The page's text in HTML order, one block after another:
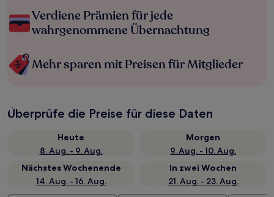
Verdiene Prämien für jede
wahrgenommene Übernachtung
Mehr sparen mit Preisen für Mitglieder
Überprüfe die Preise für diese Daten
Heute
8. Aug. - 9. Aug.
Morgen
9. Aug. - 10. Aug.
Nächstes Wochenende
14. Aug. - 16. Aug.
In zwei Wochen
21. Aug. - 23. Aug.